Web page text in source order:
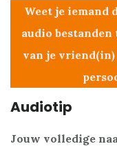
Weet je iemand
audio bestanden
van je
Audiotip
Jouw volledige